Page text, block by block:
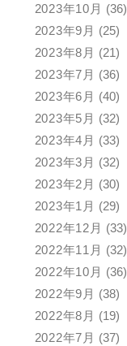
2023年10月 (36)
2023年9月 (25)
2023年8月 (21)
2023年7月 (36)
2023年6月 (40)
2023年5月 (32)
2023年4月 (33)
2023年3月 (32)
2023年2月 (30)
2023年1月 (29)
2022年12月 (33)
2022年11月 (32)
2022年10月 (36)
2022年9月 (38)
2022年8月 (19)
2022年7月 (37)